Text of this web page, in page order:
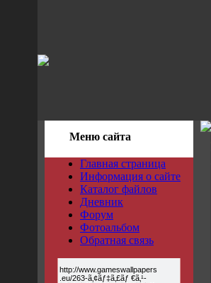
Меню сайта
Главная страница
Информация о сайте
Каталог файлов
Дневник
Форум
Фотоальбом
Обратная связь